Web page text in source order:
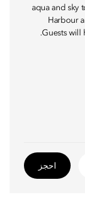
aqua and sky
Harbour
Guests will
احجز